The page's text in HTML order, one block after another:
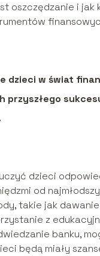
oszczędzanie i jak
dzieci w świat
przyszłego
dzieci
od
takie jak
z
banku,
będą miały